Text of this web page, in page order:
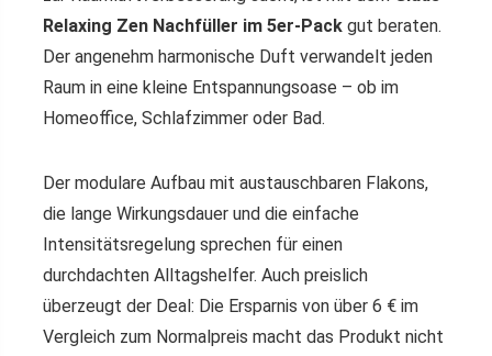
Relaxing Zen Nachfüller im 5er-Pack gut beraten.
Der angenehm harmonische Duft verwandelt jeden
Raum in eine kleine Entspannungsoase – ob im
Homeoffice, Schlafzimmer oder Bad.
Der modulare Aufbau mit austauschbaren Flakons,
die lange Wirkungsdauer und die einfache
Intensitätsregelung sprechen für einen
durchdachten Alltagshelfer. Auch preislich
überzeugt der Deal: Die Ersparnis von über 6 € im
Vergleich zum Normalpreis macht das Produkt nicht